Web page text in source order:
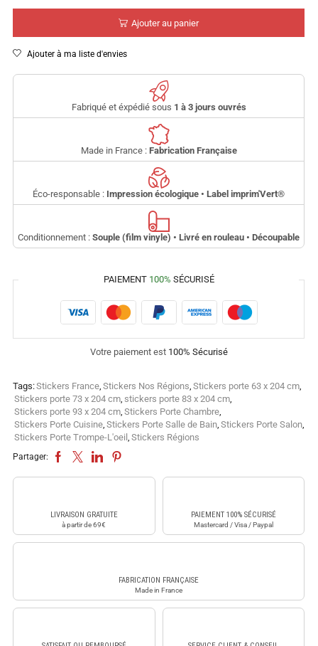
Ajouter au panier
Ajouter à ma liste d'envies
Fabriqué et éxpédié sous 1 à 3 jours ouvrés
Made in France : Fabrication Française
Éco-responsable : Impression écologique • Label imprim'Vert®
Conditionnement : Souple (film vinyle) • Livré en rouleau • Découpable
PAIEMENT 100% SÉCURISÉ
Votre paiement est 100% Sécurisé
Tags:Stickers France, Stickers Nos Régions, Stickers porte 63 x 204 cm,
Stickers porte 73 x 204 cm, stickers porte 83 x 204 cm,
Stickers porte 93 x 204 cm, Stickers Porte Chambre,
Stickers Porte Cuisine, Stickers Porte Salle de Bain, Stickers Porte Salon,
Stickers Porte Trompe-L'oeil , Stickers Régions
Partager:
LIVRAISON GRATUITE
à partir de 69€
PAIEMENT 100% SÉCURISÉ
Mastercard / Visa / Paypal
FABRICATION FRANÇAISE
Made in France